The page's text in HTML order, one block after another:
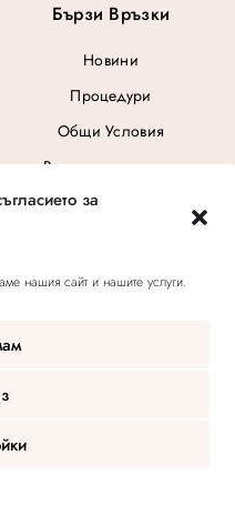
за
нашия сайт и нашите услуги.
| OnOffDigital
Бързи Връзки
Новини
Процедури
Общи Условия
Ваучер за подарък